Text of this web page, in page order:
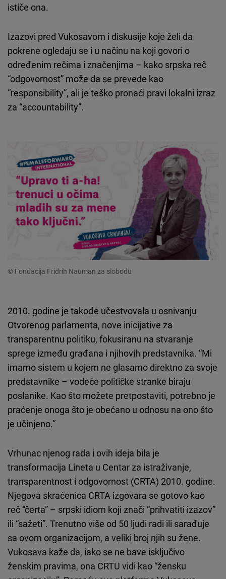
ističe ona.
Izazovi pred Vukosavom i diskusije koje želi da
pokrene ogledaju se i u načinu na koji govori o
određenim rečima i značenjima – kako srpska reč
“odgovornost” može da se prevede kao
“responsibility”, ali je teško pronaći pravi lokalni izraz
za “accountability”.
© Fondacija Fridrih Nauman za slobodu
2010. godine je takođe učestvovala u osnivanju
Otvorenog parlamenta, nove inicijative za
transparentnu politiku, fokusiranu na stvaranje
sprege između građana i njihovih predstavnika. “Mi
imamo sistem u kojem ne glasamo direktno za svoje
predstavnike – vodeće političke stranke biraju
poslanike. Kao što možete pretpostaviti, potrebno je
praćenje onoga što je obećano u odnosu na ono što
je učinjeno.”
Vrhunac njenog rada i ovih ideja bila je
transformacija Lineta u Centar za istraživanje,
transparentnost i odgovornost (CRTA) 2010. godine.
Njegova skraćenica CRTA izgovara se gotovo kao
reč “čerta” – srpski idiom koji znači “prihvatiti izazov”
ili “sažeti”. Trenutno više od 50 ljudi radi ili sarađuje
sa ovom organizacijom, a veliki broj njih su žene.
Vukosava kaže da, iako se ne bave isključivo
ženskim pravima, ona CRTU vidi kao “žensku